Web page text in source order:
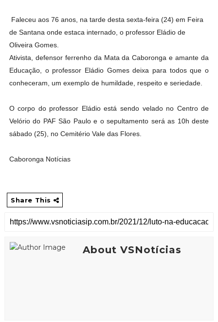
Faleceu aos 76 anos, na tarde desta sexta-feira (24) em Feira
de Santana onde estaca internado, o professor Eládio de
Oliveira Gomes.
Ativista, defensor ferrenho da Mata da Caboronga e amante da
Educação, o professor Eládio Gomes deixa para todos que o
conheceram, um exemplo de humildade, respeito e seriedade.
O corpo do professor Eládio está sendo velado no Centro de
Velório do PAF São Paulo e o sepultamento será as 10h deste
sábado (25), no Cemitério Vale das Flores.
Caboronga Notícias
Share This
About VSNotícias